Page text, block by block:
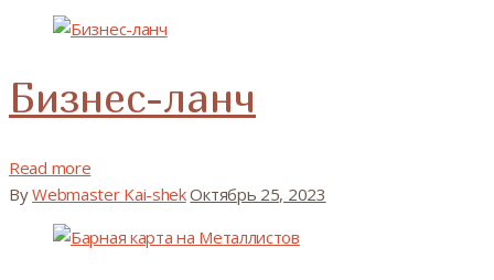
Бизнес-ланч
Read more
ByWebmaster Kai-shekОктябрь 25, 2023